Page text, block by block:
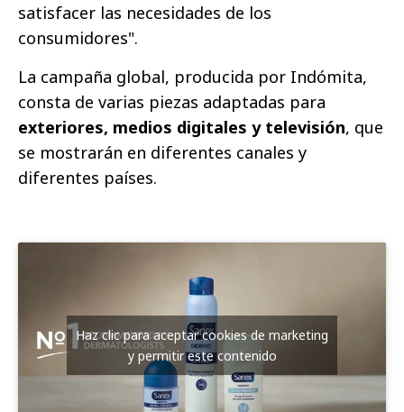
satisfacer las necesidades de los
consumidores".
La campaña global, producida por Indómita,
consta de varias piezas adaptadas para
exteriores, medios digitales y televisión, que
se mostrarán en diferentes canales y
diferentes países.
Haz clic para aceptar cookies de marketing
y permitir este contenido